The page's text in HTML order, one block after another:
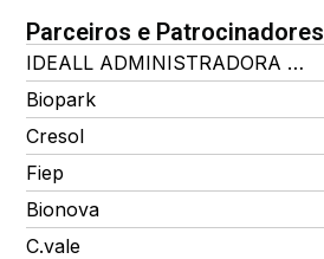
Parceiros e Patrocinadores
IDEALL ADMINISTRADORA DE BENEFÍCIOS
Biopark
Cresol
Fiep
Bionova
C.vale